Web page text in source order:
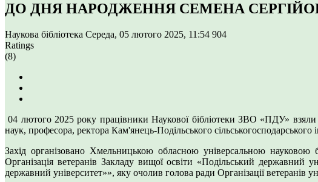
ДО ДНЯ НАРОДЖЕННЯ СЕМЕНА
Наукова бібліотека Середа, 05 лютого 2025, 11:54 904
Ratings
(8)
04 лютого 2025 року працівники Наукової бібліотеки ЗВО «ПДУ»
наук, професора, ректора Кам'янець-Подільського
Захід організовано Хмельницькою обласною універсальною науковою
Організація ветеранів Закладу вищої освіти «Подільський державний
державний університет»», яку очолив голова ради Організації